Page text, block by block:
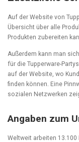
Auf der Website von
Übersicht über alle
Produkten zubereiten
Außerdem kann man
für die Tupperware-
auf der Website, wo
finden können. Eine
sozialen Netzwerken
Angaben zum
Weltweit arbeiten 13.100